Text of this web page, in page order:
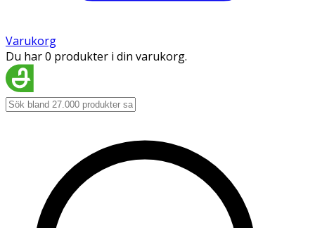
Varukorg
Du har 0 produkter i din varukorg.